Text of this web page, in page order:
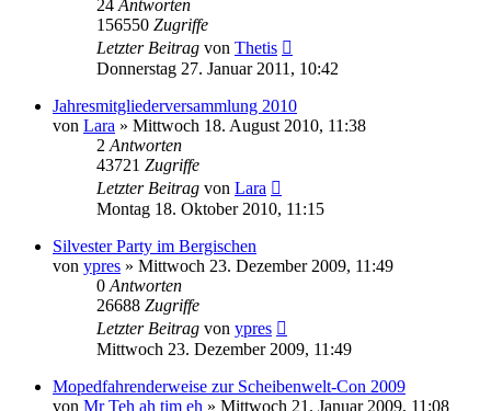
24 Antworten
156550 Zugriffe
Letzter Beitrag von Thetis
Donnerstag 27. Januar 2011, 10:42
Jahresmitgliederversammlung 2010
von Lara » Mittwoch 18. August 2010, 11:38
2 Antworten
43721 Zugriffe
Letzter Beitrag von Lara
Montag 18. Oktober 2010, 11:15
Silvester Party im Bergischen
von ypres » Mittwoch 23. Dezember 2009, 11:49
0 Antworten
26688 Zugriffe
Letzter Beitrag von ypres
Mittwoch 23. Dezember 2009, 11:49
Mopedfahrenderweise zur Scheibenwelt-Con 2009
von Mr Teh ah tim eh » Mittwoch 21. Januar 2009, 11:08